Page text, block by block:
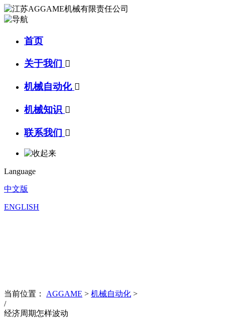
首页
关于我们 
机械自动化 
机械知识 
联系我们 
Language
中文版
ENGLISH
当前位置： AGGAME > 机械自动化 >
/
经济周期怎样波动